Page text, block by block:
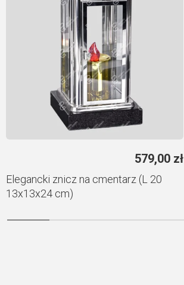
579,00 zł
Elegancki znicz na cmentarz (L 20
13x13x24 cm)